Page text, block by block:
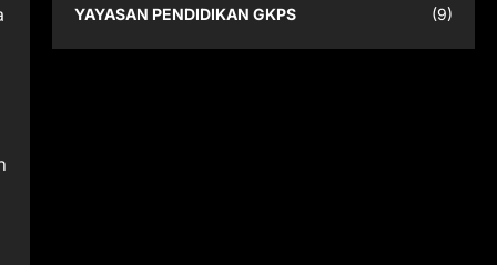
YAYASAN PENDIDIKAN GKPS (9)